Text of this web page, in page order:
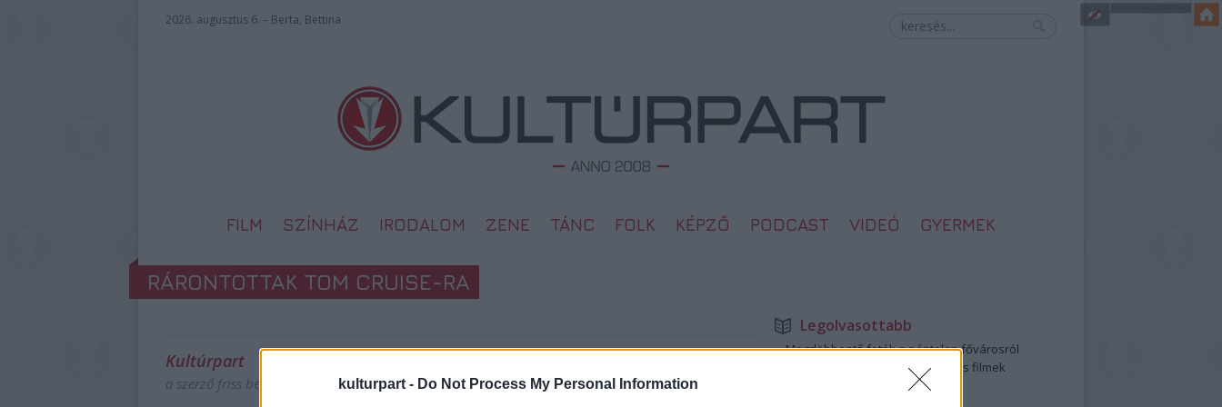
kulturpart - Do Not Process My Personal Information
2026. augusztus 6. – Berta, Bettina
FILM SZÍNHÁZ IRODALOM ZENE TÁNC FOLK KÉPZŐ PODCAST VIDEÓ GYERMEK
RÁRONTOTTAK TOM CRUISE-RA
Kultúrpart
a szerző friss bejegyzései
Legolvasottabb
Megdöbbentő fotók a néptelen fővárosról
Top 10: ezek a legjobb szerelmes filmek
A 10 legütősebb drogos film